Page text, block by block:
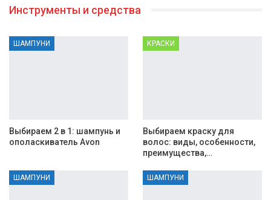
Инструменты и средства
ШАМПУНИ
Выбираем 2 в 1: шампунь и
ополаскиватель Avon
КРАСКИ
Выбираем краску для
волос: виды, особенности,
преимущества,…
ШАМПУНИ ШАМПУНИ